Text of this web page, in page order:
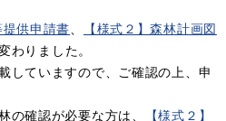
提供申請書
【様式２】森林計画図
わりました。
していますので、ご確認の上、申
の確認が必要な方は、
【様式２】